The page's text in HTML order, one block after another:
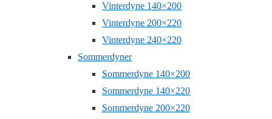
Vinterdyne 140×200
Vinterdyne 200×220
Vinterdyne 240×220
Sommerdyner
Sommerdyne 140×200
Sommerdyne 140×220
Sommerdyne 200×220